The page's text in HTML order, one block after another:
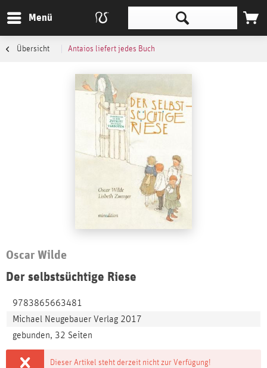
Menü
Übersicht Antaios liefert jedes Buch
Oscar Wilde
Der selbstsüchtige Riese
9783865663481
Michael Neugebauer Verlag 2017
gebunden, 32 Seiten
Dieser Artikel steht derzeit nicht zur Verfügung!